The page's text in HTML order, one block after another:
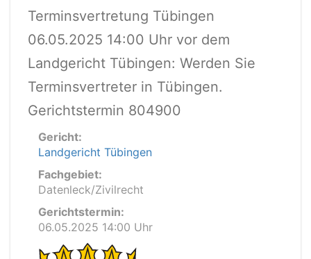
Terminsvertretung Tübingen
06.05.2025 14:00 Uhr vor dem
Landgericht Tübingen: Werden Sie
Terminsvertreter in Tübingen.
Gerichtstermin 804900
Gericht:
Landgericht Tübingen
Fachgebiet:
Datenleck/Zivilrecht
Gerichtstermin:
06.05.2025 14:00 Uhr